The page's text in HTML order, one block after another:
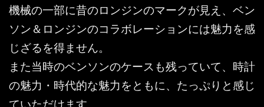
機械の一部に昔のロンジンのマークが見え、ベン
ソン＆ロンジンのコラボレーションには魅力を感
じざるを得ません。
また当時のベンソンのケースも残っていて、時計
の魅力・時代的な魅力をともに、たっぷりと感じ